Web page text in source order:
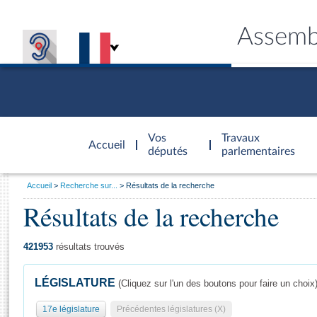
Accueil
d'accueil
Vos
députés
Travaux
parlementaires
Général
Vous
Accueil Recherche sur... Résultats de la recherche
Résultats de la recherche
421953 résultats trouvés
LÉGISLATURE (Cliquez sur l'un des boutons pour faire un choix)
17e législature Précédentes législatures (X)